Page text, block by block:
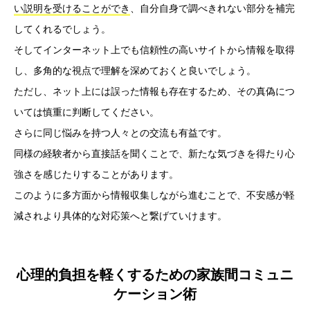
い説明を受けることができ
、自分自身で調べきれない部分を補完
してくれるでしょう。
そしてインターネット上でも信頼性の高いサイトから情報を取得
し、多角的な視点で理解を深めておくと良いでしょう。
ただし、ネット上には誤った情報も存在するため、その真偽につ
いては慎重に判断してください。
さらに同じ悩みを持つ人々との交流も有益です。
同様の経験者から直接話を聞くことで、新たな気づきを得たり心
強さを感じたりすることがあります。
このように多方面から情報収集しながら進むことで、不安感が軽
減されより具体的な対応策へと繋げていけます。
心理的負担を軽くするための家族間コミュニ
ケーション術